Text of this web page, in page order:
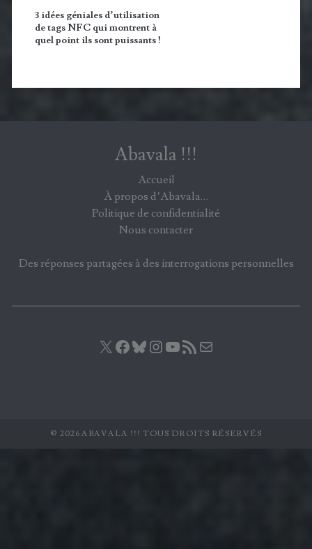
3 idées géniales d’utilisation
de tags NFC qui montrent à
quel point ils sont puissants !
Abavala !!!
Accueil
À propos d’Abavala…
Politique de confidentialité
Nous contacter
Des réponses partagées à des interrogations personnelles
X Facebook
Bluesky
Instagram
YouTube
Flux RSS
© 2026 ABAVALA !!! TOUS DROITS RÉSERVÉS